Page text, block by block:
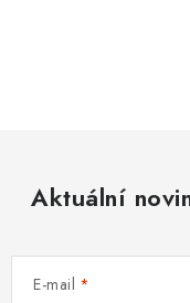
í
Aktuální
E-mail